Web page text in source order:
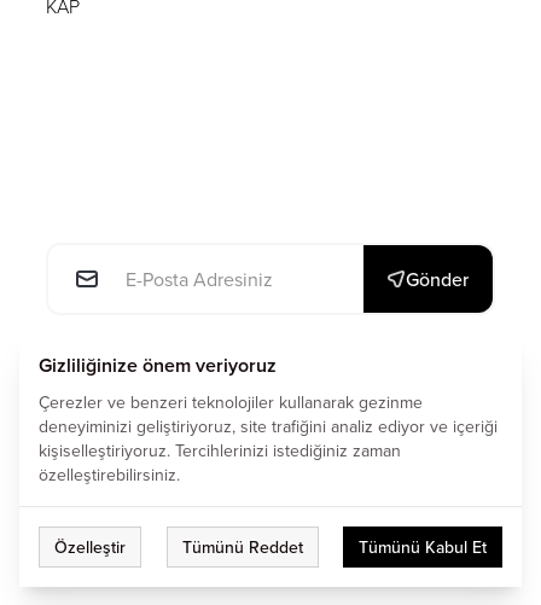
KAP
E-posta: * Gönder
Privacy PolicyandTerms of Service
Çerez Tercihlerini Düzenle
All Right Reserved. © 2024
Gizliliğinize önem veriyoruz
Çerezler ve benzeri teknolojiler kullanarak gezinme
deneyiminizi geliştiriyoruz, site trafiğini analiz ediyor ve içeriği
kişiselleştiriyoruz. Tercihlerinizi istediğiniz zaman
özelleştirebilirsiniz.
Özelleştir Tümünü Reddet Tümünü Kabul Et